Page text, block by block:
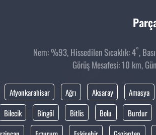
Nem: %93, Hissedilen Sıcaklık: 4°,
Görüş Mesafesi: 10 km,
Afyonkarahisar Ağrı Aksaray Amasya
Bilecik Bingöl Bitlis Bolu Burdur